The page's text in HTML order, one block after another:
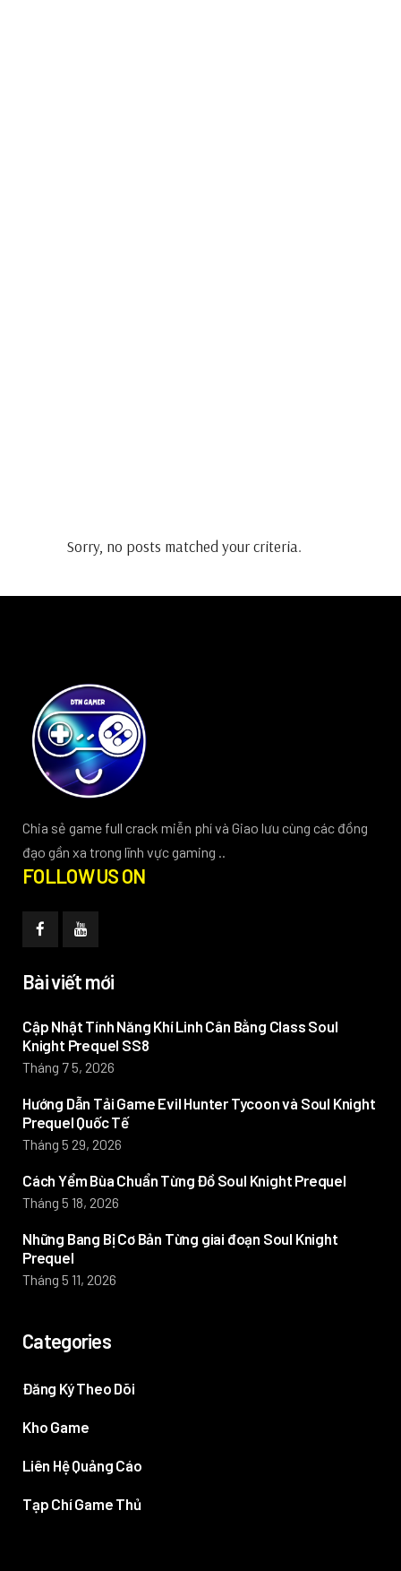
Sorry, no posts matched your criteria.
Chia sẻ game full crack miễn phí và Giao lưu cùng các đồng
đạo gần xa trong lĩnh vực gaming ..
FOLLOW US ON
Bài viết mới
Cập Nhật Tính Năng Khí Linh Cân Bằng Class Soul
Knight Prequel SS8
Tháng 7 5, 2026
Hướng Dẫn Tải Game Evil Hunter Tycoon và Soul Knight
Prequel Quốc Tế
Tháng 5 29, 2026
Cách Yểm Bùa Chuẩn Từng Đồ Soul Knight Prequel
Tháng 5 18, 2026
Những Bang Bị Cơ Bản Từng giai đoạn Soul Knight
Prequel
Tháng 5 11, 2026
Categories
Đăng Ký Theo Dõi
Kho Game
Liên Hệ Quảng Cáo
Tạp Chí Game Thủ